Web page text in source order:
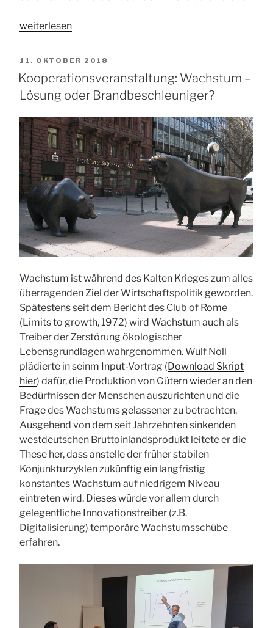
„GfS
Ende
der
weiterlesen
VERÖFFENTLICHT
AM
11. OKTOBER 2018
Kooperationsveranstaltung: Wachstum –
Lösung oder Brandbeschleuniger?
Wachstum ist während des Kalten Krieges zum alles
überragenden Ziel der Wirtschaftspolitik geworden.
Spätestens seit dem Bericht des Club of Rome
(Limits to growth, 1972) wird Wachstum auch als
Treiber der Zerstörung ökologischer
Lebensgrundlagen wahrgenommen. Wulf Noll
plädierte in seinm Input-Vortrag (Download Skript
hier) dafür, die Produktion von Gütern wieder an den
Bedürfnissen der Menschen auszurichten und die
Frage des Wachstums gelassener zu betrachten.
Ausgehend von dem seit Jahrzehnten sinkenden
westdeutschen Bruttoinlandsprodukt leitete er die
These her, dass anstelle der früher stabilen
Konjunkturzyklen zukünftig ein langfristig
konstantes Wachstum auf niedrigem Niveau
eintreten wird. Dieses würde vor allem durch
gelegentliche Innovationstreiber (z.B.
Digitalisierung) temporäre Wachstumsschübe
erfahren.